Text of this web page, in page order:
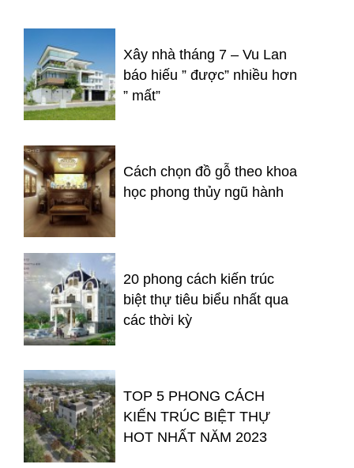
Xây nhà tháng 7 – Vu Lan
báo hiếu ” được” nhiều hơn
” mất”
Cách chọn đồ gỗ theo khoa
học phong thủy ngũ hành
20 phong cách kiến trúc
biệt thự tiêu biểu nhất qua
các thời kỳ
TOP 5 PHONG CÁCH
KIẾN TRÚC BIỆT THỰ
HOT NHẤT NĂM 2023